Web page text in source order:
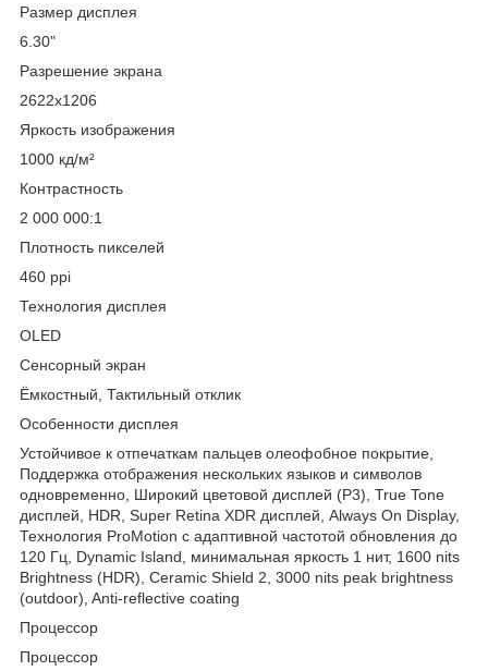
Размер дисплея
6.30"
Разрешение экрана
2622x1206
Яркость изображения
1000 кд/м²
Контрастность
2 000 000:1
Плотность пикселей
460 ppi
Технология дисплея
OLED
Сенсорный экран
Ёмкостный, Тактильный отклик
Особенности дисплея
Устойчивое к отпечаткам пальцев олеофобное покрытие,
Поддержка отображения нескольких языков и символов
одновременно, Широкий цветовой дисплей (P3), True Tone
дисплей, HDR, Super Retina XDR дисплей, Always On Display,
Технология ProMotion с адаптивной частотой обновления до
120 Гц, Dynamic Island, минимальная яркость 1 нит, 1600 nits
Brightness (HDR), Ceramic Shield 2, 3000 nits peak brightness
(outdoor), Anti-reflective coating
Процессор
Процессор